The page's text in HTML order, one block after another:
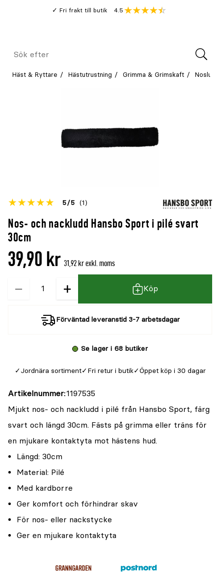
Fri frakt till butik
Genomsnitt
4.5
Meny
Sök
Häst & Ryttare Hästutrustning Grimma & Grimskaft
Nos- och nackludd Hansbo Sport i pilé svart
30cm
Betyget
denna
av
5 5 (1)
Öppna
recensioner
39,90 kr 31,92 kr exkl. moms
−
Kvantitet + Köp
Förväntad leveranstid 3-7 arbetsdagar
Se lager i 68 butiker
Jordnära sortiment Fri retur i butik Öppet köp i 30 dagar
Artikelnummer 1197535
Mjukt nos- och nackludd i pilé från Hansbo Sport, färg
svart och längd 30cm. Fästs på grimma eller träns för
en mjukare kontaktyta mot hästens hud.
Längd: 30cm
Material: Pilé
Med kardborre
Ger komfort och förhindrar skav
För nos- eller nackstycke
Ger en mjukare kontaktyta